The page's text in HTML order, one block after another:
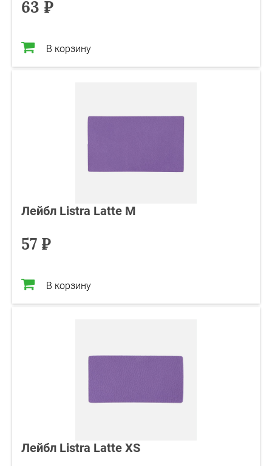
63 ₽
В корзину
Лейбл Listra Latte M
57 ₽
В корзину
Лейбл Listra Latte XS